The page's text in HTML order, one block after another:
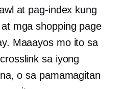
at pag-index kung
mga shopping page
Maaayos mo ito sa
sa iyong
o sa pamamagitan